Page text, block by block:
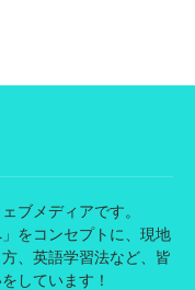
ブメディアです。
をコンセプトに、現地
、英語学習法など、皆
しています！